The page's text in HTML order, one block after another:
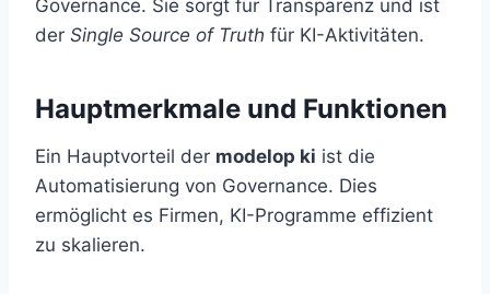
Governance. Sie sorgt für Transparenz und ist
der Single Source of Truth für KI-Aktivitäten.
Hauptmerkmale und Funktionen
Ein Hauptvorteil der modelop ki ist die
Automatisierung von Governance. Dies
ermöglicht es Firmen, KI-Programme effizient
zu skalieren.